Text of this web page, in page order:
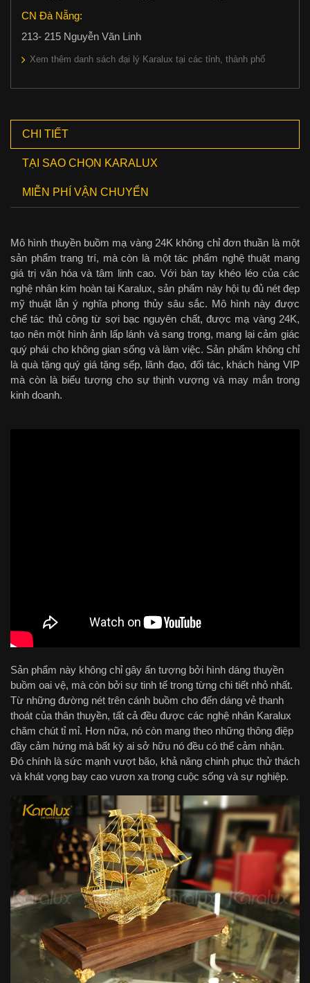
CN Đà Nẵng:
213- 215 Nguyễn Văn Linh
Xem thêm danh sách đại lý Karalux tại các tỉnh, thành phố
CHI TIẾT
TẠI SAO CHỌN KARALUX
MIỄN PHÍ VẬN CHUYỂN
Mô hình thuyền buồm mạ vàng 24K không chỉ đơn thuần là một
sản phẩm trang trí, mà còn là một tác phẩm nghệ thuật mang
giá trị văn hóa và tâm linh cao. Với bàn tay khéo léo của các
nghệ nhân kim hoàn tại Karalux, sản phẩm này hội tụ đủ nét đẹp
mỹ thuật lẫn ý nghĩa phong thủy sâu sắc. Mô hình này được
chế tác thủ công từ sợi bạc nguyên chất, được mạ vàng 24K,
tạo nên một hình ảnh lấp lánh và sang trọng, mang lại cảm giác
quý phái cho không gian sống và làm việc. Sản phẩm không chỉ
là quà tặng quý giá tặng sếp, lãnh đạo, đối tác, khách hàng VIP
mà còn là biểu tượng cho sự thịnh vượng và may mắn trong
kinh doanh.
Sản phẩm này không chỉ gây ấn tượng bởi hình dáng thuyền
buồm oai vệ, mà còn bởi sự tinh tế trong từng chi tiết nhỏ nhất.
Từ những đường nét trên cánh buồm cho đến dáng vẻ thanh
thoát của thân thuyền, tất cả đều được các nghệ nhân Karalux
chăm chút tỉ mỉ. Hơn nữa, nó còn mang theo những thông điệp
đầy cảm hứng mà bất kỳ ai sở hữu nó đều có thể cảm nhận.
Đó chính là sức mạnh vượt bão, khả năng chinh phục thử thách
và khát vọng bay cao vươn xa trong cuộc sống và sự nghiệp.